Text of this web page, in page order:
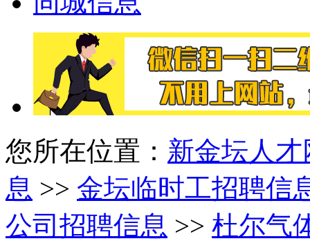
您所在位置： 新金坛人才
息 >> 金坛临时工招聘信
公司招聘信息 >> 杜尔气